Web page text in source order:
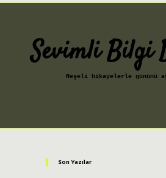
Sevimli Bilgi
Neşeli hikayelerle gününü
Son Yazılar